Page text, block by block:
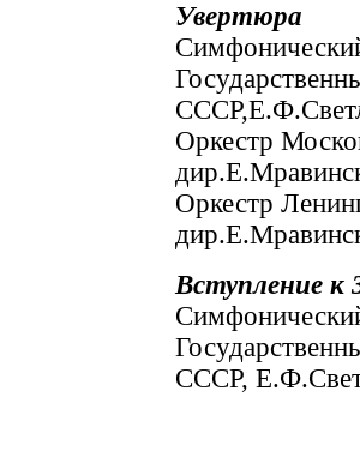
Увертюра
Оркестр
Оркестр
Вступление к
СССР,